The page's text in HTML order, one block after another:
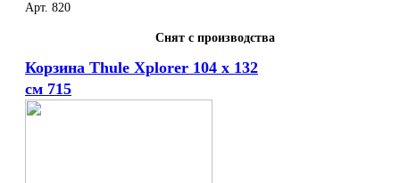
Арт. 820
Снят с производства
Корзина Thule Xplorer 104 х 132
см 715